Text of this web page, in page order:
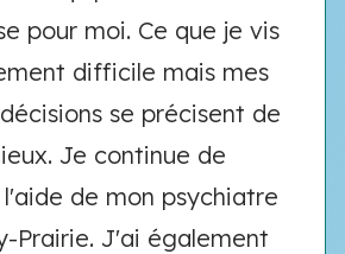
pour moi. Ce que je vis
difficile mais mes
se précisent de
Je continue de
de mon psychiatre
Prairie. J'ai également